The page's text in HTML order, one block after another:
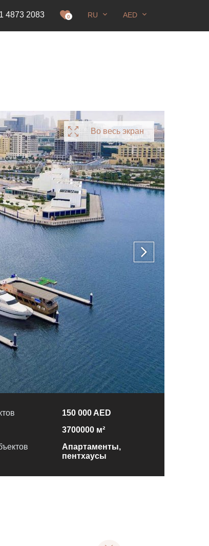
4873 2083 0 RU AED
Во весь экран
150 000 AED
3700000 м²
Апартаменты,
пентхаусы